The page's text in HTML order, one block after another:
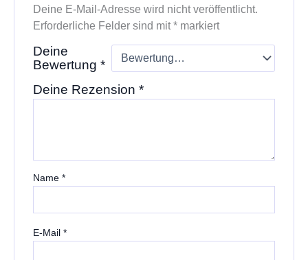
Deine E-Mail-Adresse wird nicht veröffentlicht.
Erforderliche Felder sind mit*markiert
Deine
Bewertung *
Deine Rezension *
Name *
E-Mail *